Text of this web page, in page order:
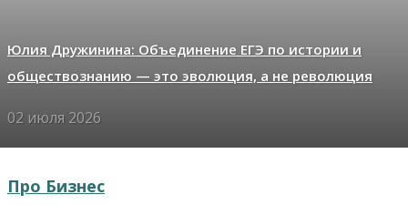
Юлия Дружинина: Объединение ЕГЭ по истории и
обществознанию — это эволюция, а не революция
02 июля 2026
Про Бизнес